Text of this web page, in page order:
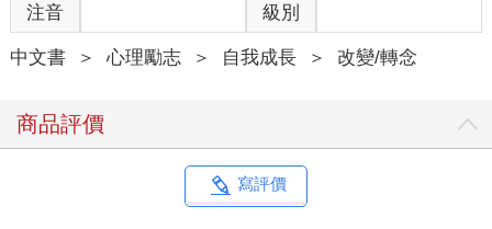
所以平日不會做的事，在網路上也不能做」，這是他對「發文
者」的提醒。
但這對「被提及者」來說，不也是很重要的想法嗎？
家玄關貼上這麼一張紙。
從這個人家門前通過時，我不自覺地看到她說我的壞話，為此大
注音 級別
中文書 ＞ 心理勵志 ＞ 自我成長 ＞ 改變/轉念
商品評價
寫評價